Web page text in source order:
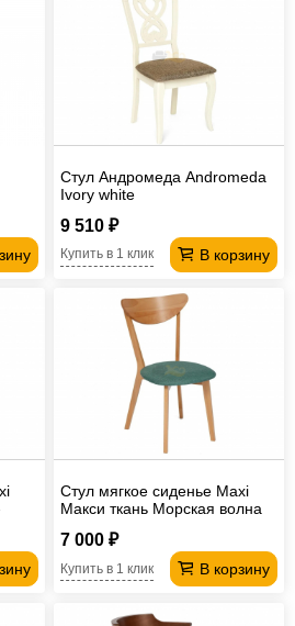
Стул Андромеда Andromeda
Ivory white
9 510 ₽
В корзину
Купить в 1 клик
Стул мягкое сиденье Maxi
Макси ткань Морская волна
7 000 ₽
В корзину
Купить в 1 клик